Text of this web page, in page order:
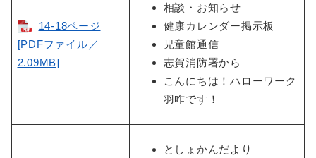
14-18ページ
[PDFファイル／
2.09MB]
相談・お知らせ
健康カレンダー掲示板
児童館通信
志賀消防署から
こんにちは！ハローワーク
羽咋です！
としょかんだより